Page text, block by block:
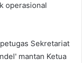
operasional
Sekretariat
mantan Ketua